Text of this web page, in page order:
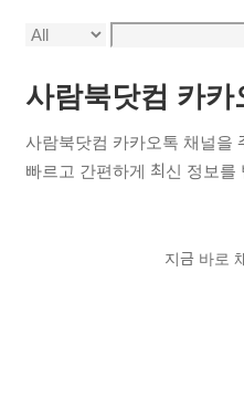
사람북닷컴 카카
사람북닷컴 카카오톡 채널을
빠르고 간편하게 최신 정보를
지금 바로